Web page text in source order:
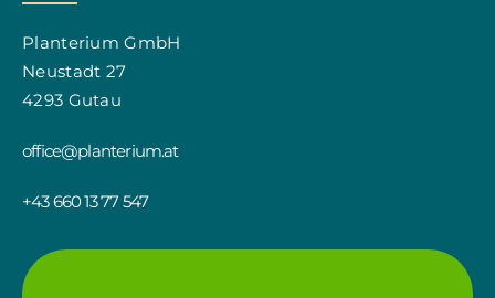
Planterium GmbH
Neustadt 27
4293 Gutau
office@planterium.at
+43 660 13 77 547